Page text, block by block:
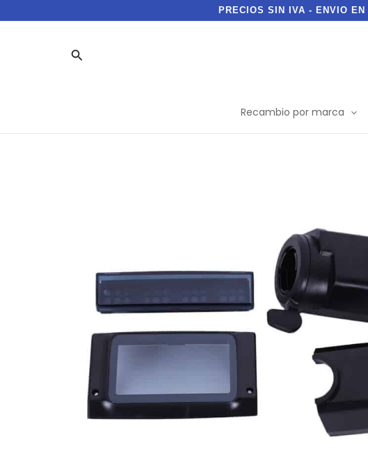
PRECIOS SIN IVA - ENVIO
Buscar
Recambio por marca